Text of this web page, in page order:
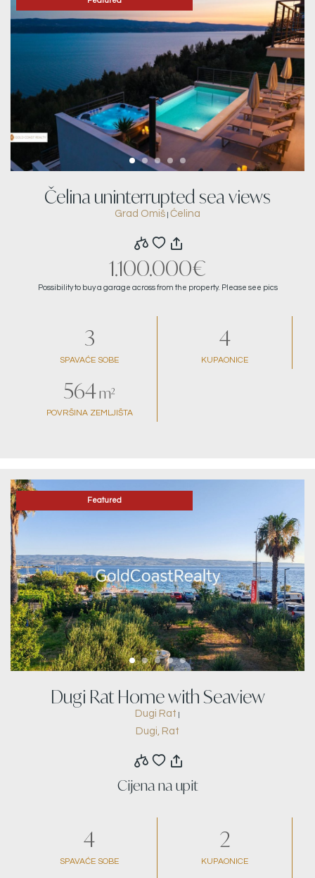
Čelina uninterrupted sea views
Grad Omiš Ćelina
1.100.000€
Possibility to buy a garage across from the property. Please see pics
3
SPAVAĆE SOBE
4
KUPAONICE
564m²
POVRŠINA ZEMLJIŠTA
Featured
Dugi Rat Home with Seaview
Dugi Rat
Dugi, Rat
Cijena na upit
4
SPAVAĆE SOBE
2
KUPAONICE